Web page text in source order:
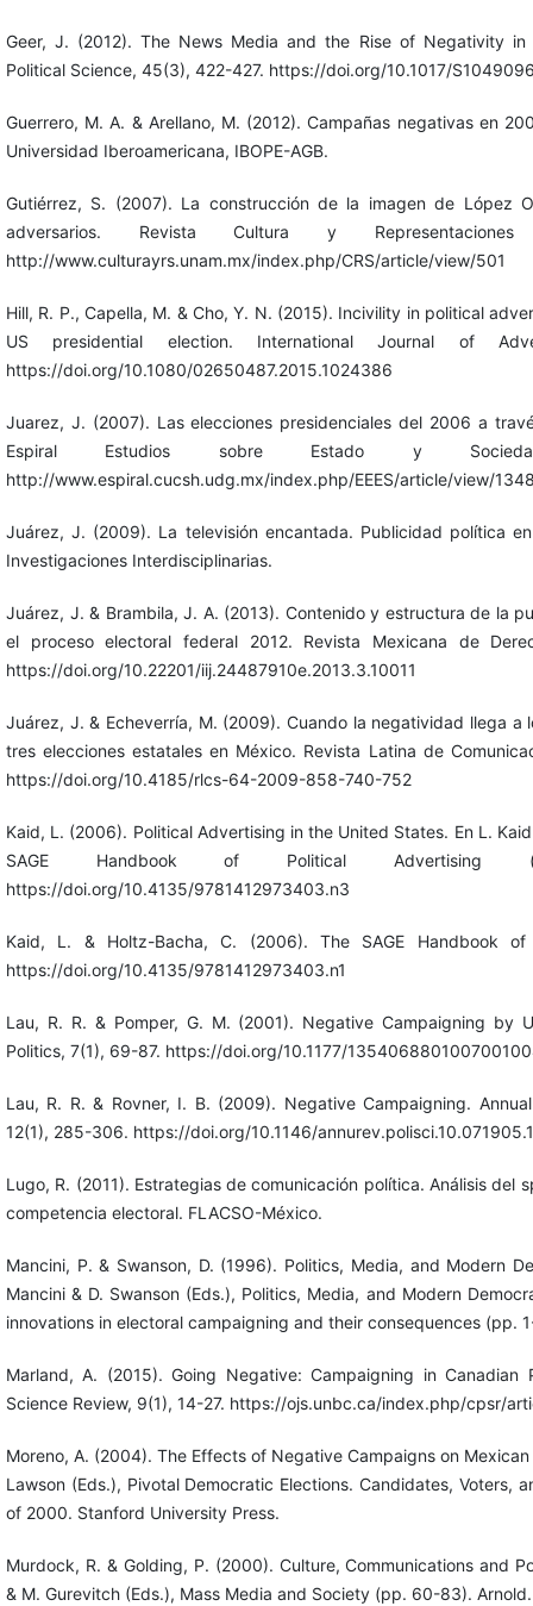
Geer, J. (2012). The News Media and the Rise of Negativity in
Political Science, 45(3), 422-427. https://doi.org/10.1017/
Guerrero, M. A. & Arellano, M. (2012). Campañas negativas en
Universidad Iberoamericana, IBOPE-AGB.
Gutiérrez, S. (2007). La construcción de la imagen de López
adversarios. Revista Cultura y
http://www.culturayrs.unam.mx/index.php/CRS/article/view/501
Hill, R. P., Capella, M. & Cho, Y. N. (2015). Incivility in political
US presidential election. International Journal of
https://doi.org/10.1080/02650487.2015.1024386
Juarez, J. (2007). Las elecciones presidenciales del 2006 a
Espiral Estudios sobre Estado y
http://www.espiral.cucsh.udg.mx/index.php/EEES/article/view/
Juárez, J. (2009). La televisión encantada. Publicidad política
Investigaciones Interdisciplinarias.
Juárez, J. & Brambila, J. A. (2013). Contenido y estructura de la
el proceso electoral federal 2012. Revista Mexicana de
https://doi.org/10.22201/iij.24487910e.2013.3.10011
Juárez, J. & Echeverría, M. (2009). Cuando la negatividad llega a
tres elecciones estatales en México. Revista Latina de
https://doi.org/10.4185/rlcs-64-2009-858-740-752
Kaid, L. (2006). Political Advertising in the United States. En L.
SAGE Handbook of Political Advertising
https://doi.org/10.4135/9781412973403.n3
Kaid, L. & Holtz-Bacha, C. (2006). The SAGE Handbook of
https://doi.org/10.4135/9781412973403.n1
Lau, R. R. & Pomper, G. M. (2001). Negative Campaigning by
Politics, 7(1), 69-87. https://doi.org/10.1177/
Lau, R. R. & Rovner, I. B. (2009). Negative Campaigning.
12(1), 285-306. https://doi.org/10.1146/
Lugo, R. (2011). Estrategias de comunicación política. Análisis del
competencia electoral. FLACSO-México.
Mancini, P. & Swanson, D. (1996). Politics, Media, and Modern
Mancini & D. Swanson (Eds.), Politics, Media, and Modern
innovations in electoral campaigning and their consequences (pp.
Marland, A. (2015). Going Negative: Campaigning in Canadian
Science Review, 9(1), 14-27. https://ojs.unbc.ca/index.php/cpsr/
Moreno, A. (2004). The Effects of Negative Campaigns on
Lawson (Eds.), Pivotal Democratic Elections. Candidates, Voters,
of 2000. Stanford University Press.
Murdock, R. & Golding, P. (2000). Culture, Communications and
& M. Gurevitch (Eds.), Mass Media and Society (pp. 60-83). Arnold.